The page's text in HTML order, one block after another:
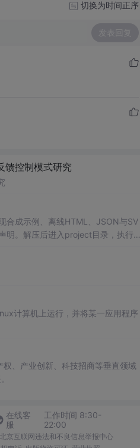
切换为时间正序
发表回复
馈控制模式研究
合成示例、离线HTML、JSON与SV
明。解压后进入project目录，执行np
程实践。
计算机上运行，并将某一应用程序
、产业创新、科技招商等垂直领域
在线客
服
工作时间 8:30-
22:00
北京互联网违法和不良信息举报中心